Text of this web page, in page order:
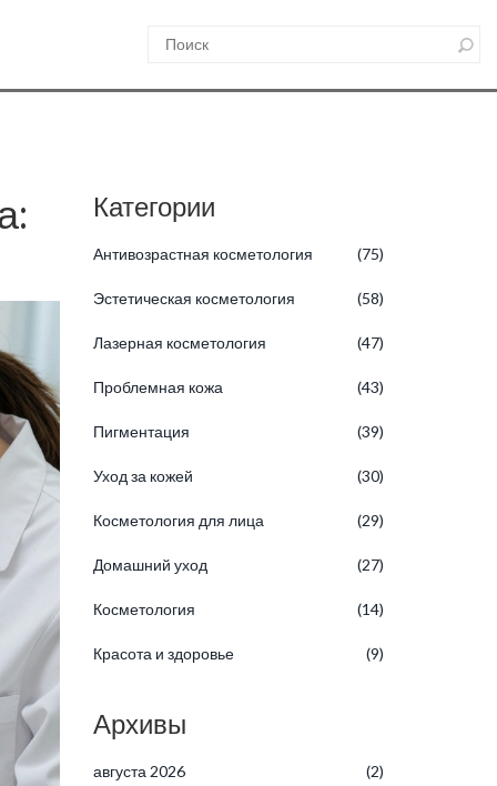
Категории
Антивозрастная косметология (75)
Эстетическая косметология (58)
Лазерная косметология (47)
Проблемная кожа (43)
Пигментация (39)
Уход за кожей (30)
Косметология для лица (29)
Домашний уход (27)
Косметология (14)
Красота и здоровье (9)
Архивы
августа 2026 (2)